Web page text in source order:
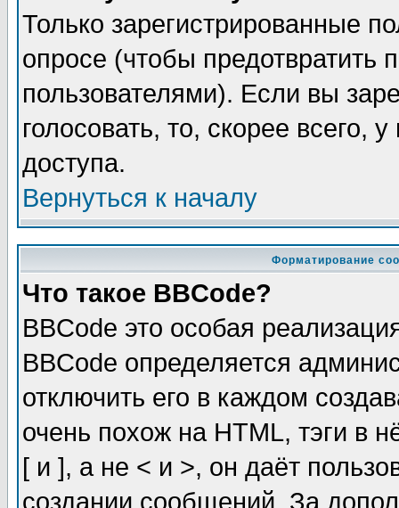
Только зарегистрированные
опросе (чтобы предотвратить
пользователями). Если вы
голосовать, то, скорее всего,
доступа.
Вернуться к началу
Форматирование
Что такое BBCode?
BBCode это особая
BBCode определяется
отключить его в каждом
очень похож на HTML, тэги в
[ и ], а не < и >, он даёт
создании сообщений. За